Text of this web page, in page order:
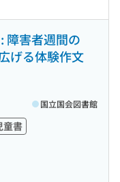
障害者週間の
げる体験作文
童書
国立国会図書館